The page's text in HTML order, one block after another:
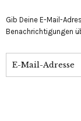
Gib Deine E-Mail-
Benachrichtigungen